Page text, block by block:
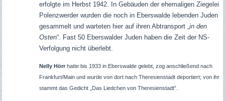
erfolgte im Herbst 1942. In Gebäuden der ehemaligen Ziegelei
Polenzwerder wurden die noch in Eberswalde lebenden Juden
gesammelt und warteten hier auf ihren Abtransport „in den
Osten“. Fast 50 Eberswalder Juden haben die Zeit der NS-
Verfolgung nicht überlebt.
Nelly Hörrhatte bis 1933 in Eberswalde gelebt, zog anschließend nach
Frankfurt/Main und wurde von dort nach Theresienstadt deportiert; von ihr
stammt das Gedicht „Das Liedchen von Theresienstadt”.